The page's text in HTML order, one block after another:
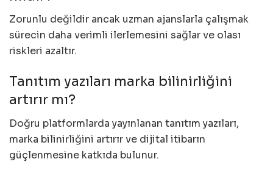
Zorunlu değildir ancak uzman ajanslarla çalışmak
sürecin daha verimli ilerlemesini sağlar ve olası
riskleri azaltır.
Tanıtım yazıları marka bilinirliğini
artırır mı?
Doğru platformlarda yayınlanan tanıtım yazıları,
marka bilinirliğini artırır ve dijital itibarın
güçlenmesine katkıda bulunur.